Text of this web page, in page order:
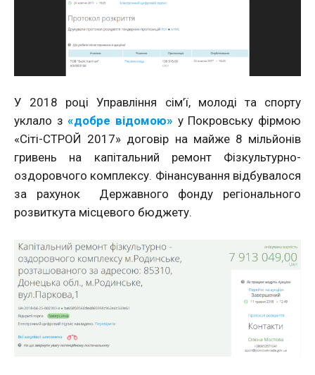
У 2018 році Управління сім’ї, молоді та спорту
уклало з «добре відомою» у Покровську фірмою
«Сіті-СТРОЙ 2017» договір на майже 8 мільйонів
гривень на капітальний ремонт Фізкультурно-
оздоровчого комплексу. Фінансування відбувалося
за рахунок Державного фонду регіонального
розвиткута місцевого бюджету.